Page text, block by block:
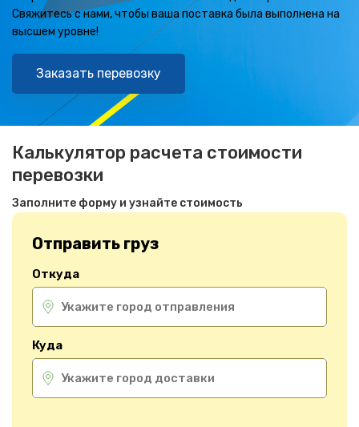
Свяжитесь с нами, чтобы ваша поставка была выполнена на
высшем уровне!
Заказать перевозку
Калькулятор расчета стоимости
перевозки
Заполните форму и узнайте стоимость
Отправить груз
Откуда
Куда